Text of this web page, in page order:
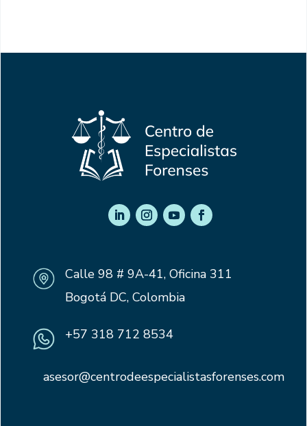
Calle 98 # 9A-41, Oficina 311
Bogotá DC, Colombia
+57 318 712 8534
asesor@centrodeespecialistasforenses.com